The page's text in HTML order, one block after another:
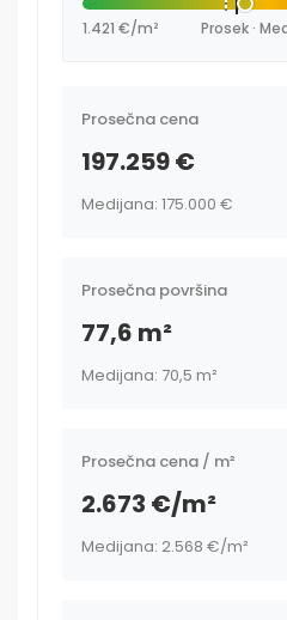
1.421 €/m² Prosek ·
Prosečna cena
197.259 €
Medijana: 175.000 €
Prosečna površina
77,6 m²
Medijana: 70,5 m²
Prosečna cena / m²
2.673 €/m²
Medijana: 2.568 €/m²